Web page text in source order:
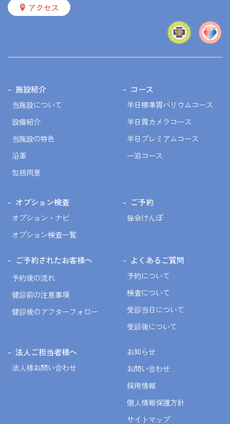
アクセス
施設紹介
当施設について
設備紹介
当施設の特色
沿革
包括同意
コース
半日標準胃バリウムコース
半日胃カメラコース
半日プレミアムコース
一泊コース
オプション検査
オプション・ナビ
オプション検査一覧
ご予約
協会けんぽ
ご予約されたお客様へ
予約後の流れ
健診前の注意事項
健診後のアフターフォロー
よくあるご質問
予約について
検査について
受診当日について
受診後について
法人ご担当者様へ
法人様お問い合わせ
お知らせ
お問い合わせ
採用情報
個人情報保護方針
サイトマップ